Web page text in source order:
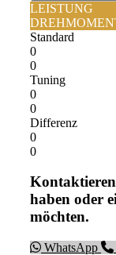
LEISTUNG
Standard
0
0
Tuning
0
0
Differenz
0
0
haben oder
möchten.
WhatsApp